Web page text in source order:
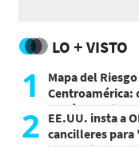
LO + VISTO
1
Mapa del
Centroamérica:
y cuáles
2 EE.UU. insta a
cancilleres